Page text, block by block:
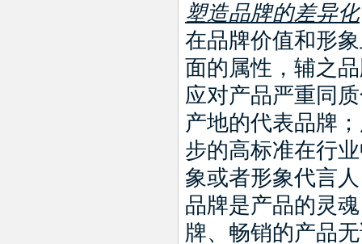
塑造品牌的差异化
在品牌价值和形
面的属性，辅之
应对产品严重同
产地的代表品牌
步的高标准在行
象或者形象代言
品牌是产品的灵
牌、畅销的产品